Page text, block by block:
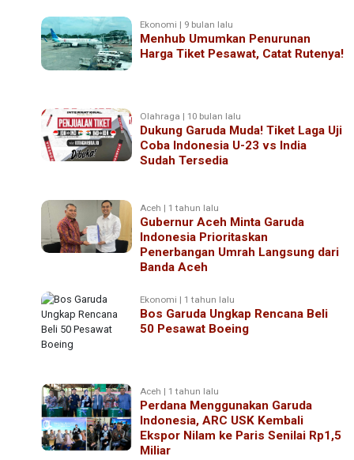
Ekonomi | 9 bulan lalu
Menhub Umumkan Penurunan
Harga Tiket Pesawat, Catat Rutenya!
Olahraga | 10 bulan lalu
Dukung Garuda Muda! Tiket Laga Uji
Coba Indonesia U-23 vs India
Sudah Tersedia
Aceh | 1 tahun lalu
Gubernur Aceh Minta Garuda
Indonesia Prioritaskan
Penerbangan Umrah Langsung dari
Banda Aceh
Ekonomi | 1 tahun lalu
Bos Garuda Ungkap Rencana Beli
50 Pesawat Boeing
Aceh | 1 tahun lalu
Perdana Menggunakan Garuda
Indonesia, ARC USK Kembali
Ekspor Nilam ke Paris Senilai Rp1,5
Miliar